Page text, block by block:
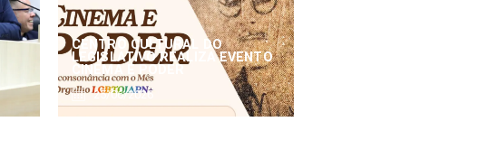
CENTRO CULTURAL DO
LEGISLATIVO REALIZA EVENTO
CINEMA E PODER
25/06/2026